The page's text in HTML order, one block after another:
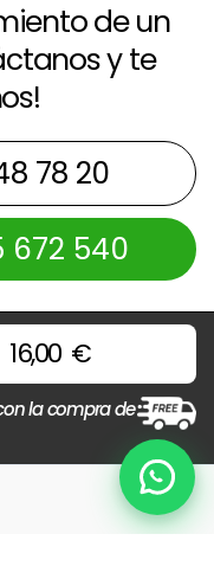
de un
y te
78 20
672 540
16,00 €
la compra de
Chat